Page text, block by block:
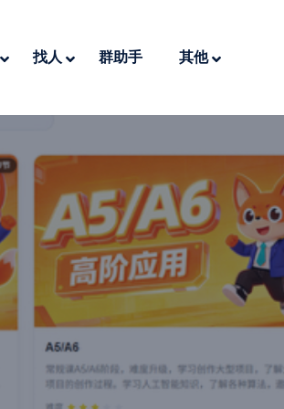
找人 群助手 其他